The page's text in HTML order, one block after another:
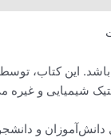
کتاب، توسط
و